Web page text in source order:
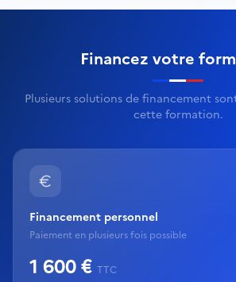
Financez votre
Plusieurs solutions de financement
cette formation.
Financement personnel
Paiement en plusieurs fois possible
1 600 € TTC